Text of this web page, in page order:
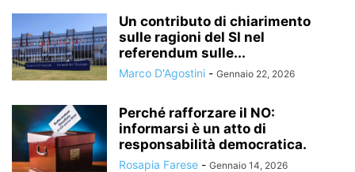
Un contributo di chiarimento
sulle ragioni del SI nel
referendum sulle...
Marco D'Agostini - Gennaio 22, 2026
Perché rafforzare il NO:
informarsi è un atto di
responsabilità democratica.
Rosapia Farese - Gennaio 14, 2026